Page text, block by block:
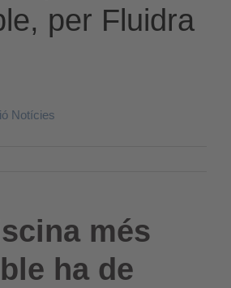
per Fluidra
Notícies
més
ha de